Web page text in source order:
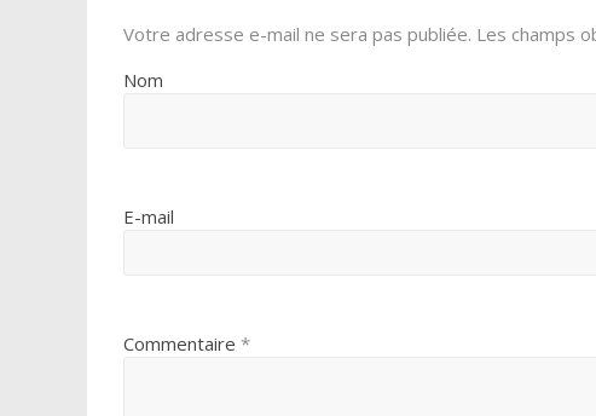
Votre adresse e-mail ne sera pas publiée. Les champs
Nom
E-mail
Commentaire *